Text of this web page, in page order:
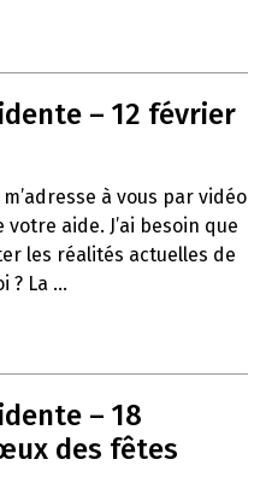
– 12 février
à vous par vidéo
votre aide. J’ai besoin que
les réalités actuelles de
? La ...
– 18
des fêtes